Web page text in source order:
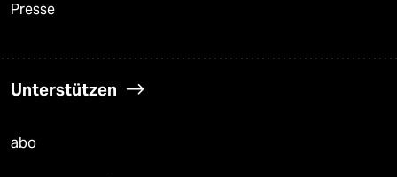
Presse
Unterstützen
abo